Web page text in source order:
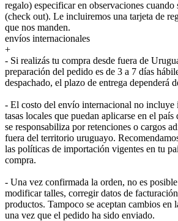
regalo) especificar en observaciones cuando
(check out). Le incluiremos una tarjeta de
que nos manden.
envíos internacionales
+
- Si realizás tu compra desde fuera de
preparación del pedido es de 3 a 7 días
despachado, el plazo de entrega dependerá
- El costo del envío internacional no incluye
tasas locales que puedan aplicarse en el
se responsabiliza por retenciones o cargos
fuera del territorio uruguayo.
las políticas de importación vigentes en tu
compra.
- Una vez confirmada la orden, no es
modificar talles, corregir datos de
productos. Tampoco se aceptan cambios en
una vez que el pedido ha sido enviado.